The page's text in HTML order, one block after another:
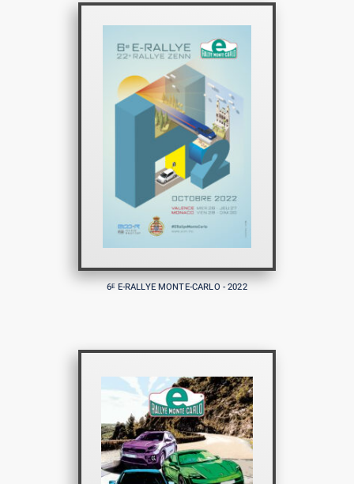
6EE-RALLYE MONTE-CARLO - 2022